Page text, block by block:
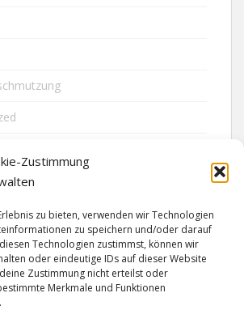
Zustimmung
zu bieten, verwenden wir Technologien
zu speichern und/oder darauf
Technologien zustimmst, können wir
oder eindeutige IDs auf dieser Website
Zustimmung nicht erteilst oder
Merkmale und Funktionen